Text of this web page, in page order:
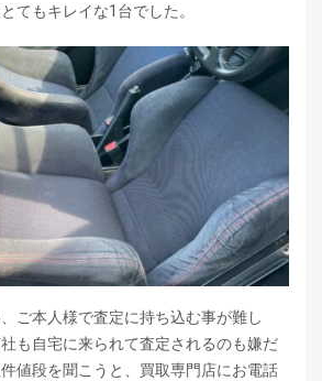
てもキレイな1台でした。
ご本人様で査定に持ち込む事が難し
も自宅に来られて査定されるのも嫌だ
値段を聞こうと、買取専門店にお電話